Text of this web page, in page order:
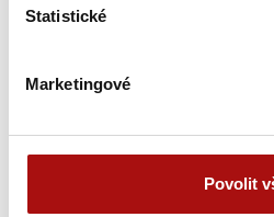
Statistické
Marketingové
Povolit
Národní soutěž vín zahájila
vín z vinařské oblasti Čechy.